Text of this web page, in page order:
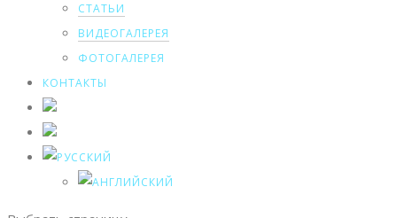
СТАТЬИ
ВИДЕОГАЛЕРЕЯ
ФОТОГАЛЕРЕЯ
КОНТАКТЫ